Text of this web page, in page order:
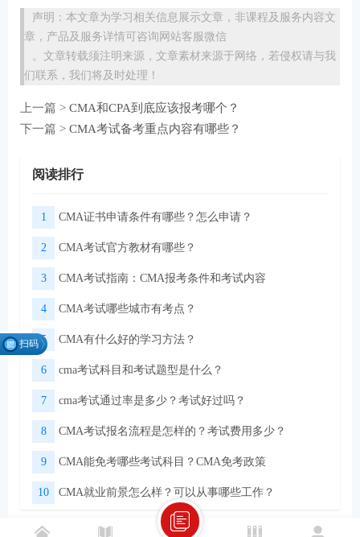
声明：本文章为学习相关信息展示文章，非课程及服务内容文
章，产品及服务详情可咨询网站客服微信
。文章转载须注明来源，文章素材来源于网络，若侵权请与我
们联系，我们将及时处理！
上一篇 > CMA和CPA到底应该报考哪个？
下一篇 > CMA考试备考重点内容有哪些？
阅读排行
1 CMA证书申请条件有哪些？怎么申请？
2 CMA考试官方教材有哪些？
3 CMA考试指南：CMA报考条件和考试内容
4 CMA考试哪些城市有考点？
5 CMA有什么好的学习方法？
6 cma考试科目和考试题型是什么？
7 cma考试通过率是多少？考试好过吗？
8 CMA考试报名流程是怎样的？考试费用多少？
9 CMA能免考哪些考试科目？CMA免考政策
10 CMA就业前景怎么样？可以从事哪些工作？
扫码
微信扫码关注公众号 领取CMA学习资料